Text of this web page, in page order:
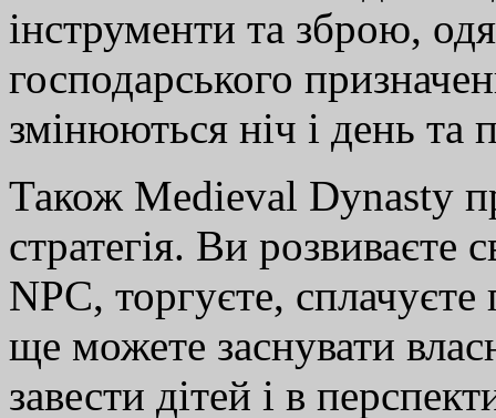
інструменти та зброю,
господарського
змінюються ніч і день та
Також Medieval Dynasty
стратегія. Ви розвиваєте
NPC, торгуєте,
ще можете заснувати
завести дітей і в